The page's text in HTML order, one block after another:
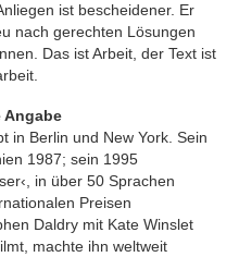
ist bescheidener. Er
nach gerechten Lösungen
Das ist Arbeit, der Text ist
Angabe
in Berlin und New York. Sein
1987; sein 1995
in über 50 Sprachen
Preisen
Daldry mit Kate Winslet
machte ihn weltweit